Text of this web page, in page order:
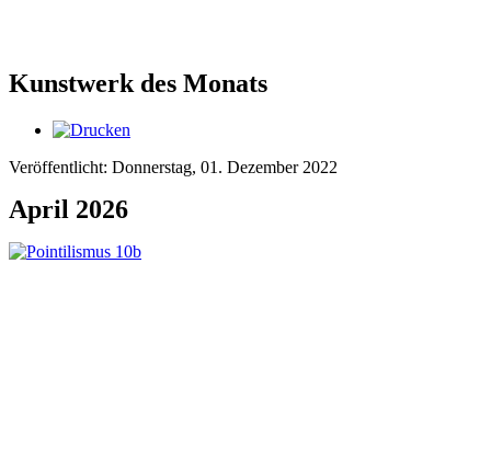
Kunstwerk des Monats
Veröffentlicht: Donnerstag, 01. Dezember 2022
April 2026